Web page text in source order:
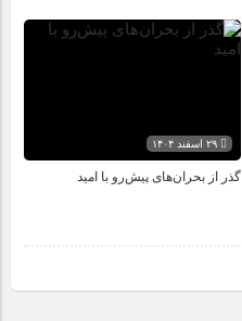
گذر از بحران‌های پیش‌رو با امید